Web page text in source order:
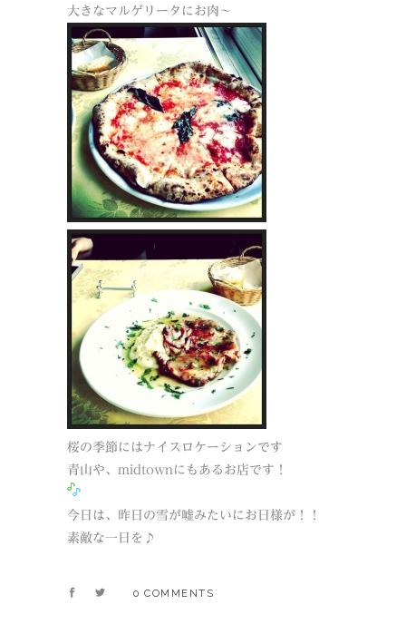
大きなマルゲリータにお肉～
桜の季節にはナイスロケーションです
青山や、midtownにもあるお店です！
今日は、昨日の雪が嘘みたいにお日様が！！
素敵な一日を♪
0 COMMENTS